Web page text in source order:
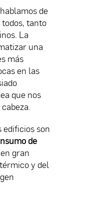
de
tanto
La
una
más
en las
que nos
edificios son
de
gran
y del